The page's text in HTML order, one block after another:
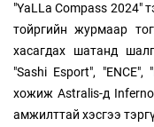
"YaLLa Compass 2024"
тойргийн журмаар
хасагдах шатанд
"Sashi Esport", "ENCE",
хожиж Astralis-д
амжилттай хэсгээ